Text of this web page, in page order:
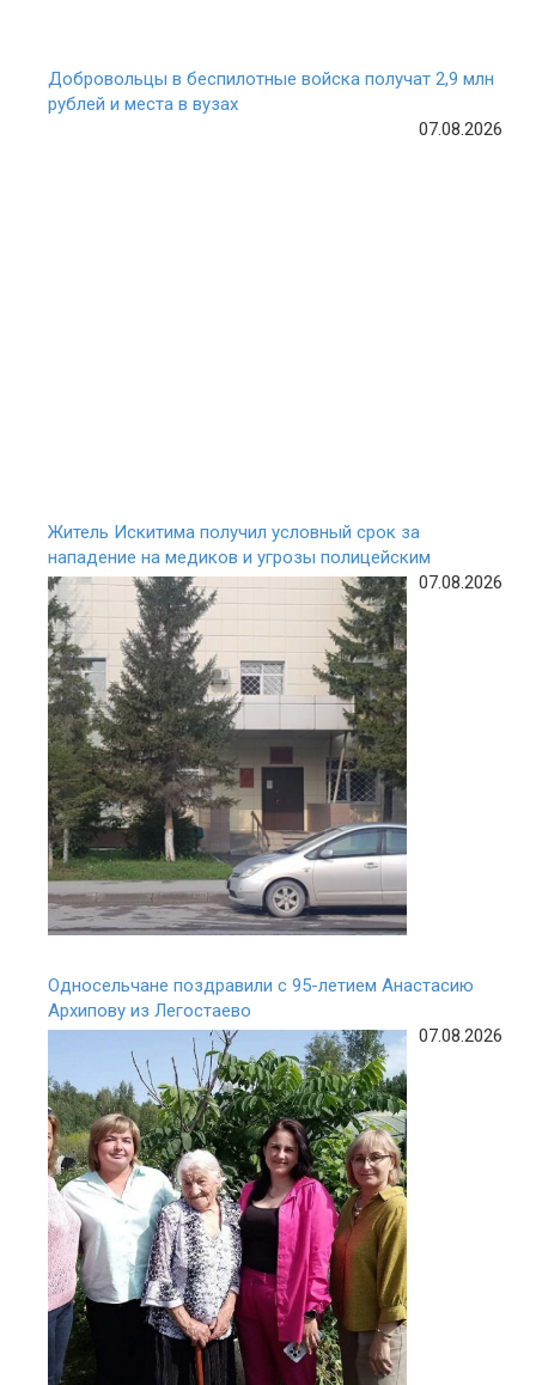
Добровольцы в беспилотные войска получат 2,9 млн
рублей и места в вузах
07.08.2026
Житель Искитима получил условный срок за
нападение на медиков и угрозы полицейским
07.08.2026
Односельчане поздравили с 95-летием Анастасию
Архипову из Легостаево
07.08.2026